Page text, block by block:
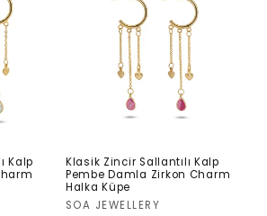
Kalp
Klasik Zincir Sallantılı Kalp
Pembe Damla Zirkon Charm
Halka Küpe
Satıcı:
SOA JEWELLERY